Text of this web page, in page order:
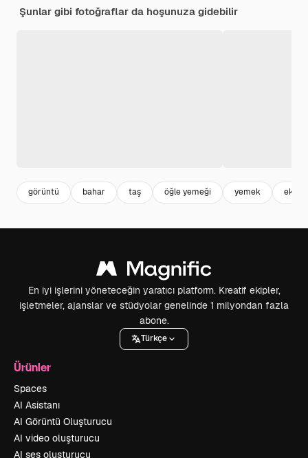
Şunlar gibi fotoğraflar da hoşunuza gidebilir
görüntü bahar taş öğle yemeği yemek
En iyi işlerini yöneteceğin yaratıcı platform. Kreatif ekipler,
işletmeler, ajanslar ve stüdyolar genelinde 1 milyondan fazla
abone.
Türkçe
Ürünler
Spaces
AI Asistanı
AI Görüntü Oluşturucu
AI video oluşturucu
AI ses oluşturucu